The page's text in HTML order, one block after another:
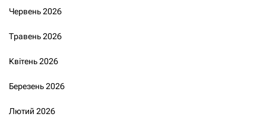
Червень 2026
Травень 2026
Квітень 2026
Березень 2026
Лютий 2026